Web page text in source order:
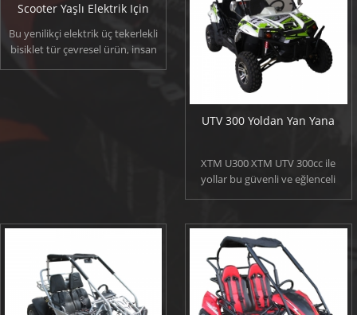
Scooter Yaşlı Elektrik Için
Bu yenilikçi elektrik üç tekerlekli
bisiklet tür çevresel ürün, insan
UTV 300 Yoldan Yan Yana
XTM U300 XTM UTV 300cc ile
yollar bu güvenli ve eğlenceli
koruma raylar ve çocuklar sürme
sırasında güvenli kalmasına
yardımcı olmak için koltuk
takımları ile ikili koltuklar için
tente gölgelik ile tam bir tam üst
fırça bekçi.